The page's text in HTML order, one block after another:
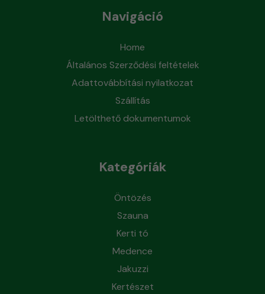
Navigáció
Home
Általános Szerződési feltételek
Adattovábbítási nyilatkozat
Szállítás
Letölthető dokumentumok
Kategóriák
Öntözés
Szauna
Kerti tó
Medence
Jakuzzi
Kertészet